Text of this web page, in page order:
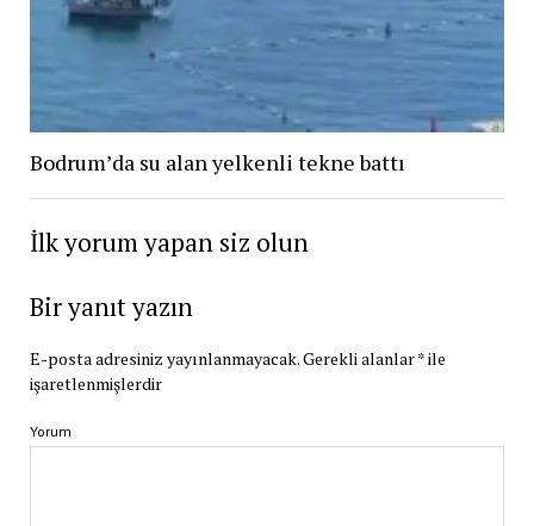
Bodrum’da su alan yelkenli tekne battı
İlk yorum yapan siz olun
Bir yanıt yazın
E-posta adresiniz yayınlanmayacak.Gerekli alanlar*ile
işaretlenmişlerdir
Yorum